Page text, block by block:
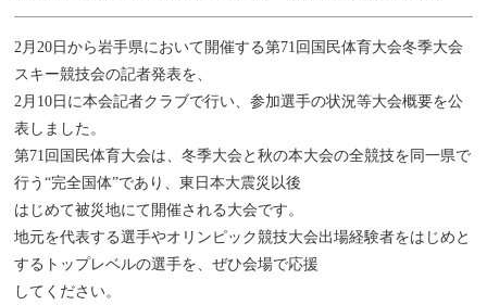
2月20日から岩手県において開催する第71回国民体育大会冬季大会
スキー競技会の記者発表を、
2月10日に本会記者クラブで行い、参加選手の状況等大会概要を公
表しました。
第71回国民体育大会は、冬季大会と秋の本大会の全競技を同一県で
行う“完全国体”であり、東日本大震災以後
はじめて被災地にて開催される大会です。
地元を代表する選手やオリンピック競技大会出場経験者をはじめと
するトップレベルの選手を、ぜひ会場で応援
してください。